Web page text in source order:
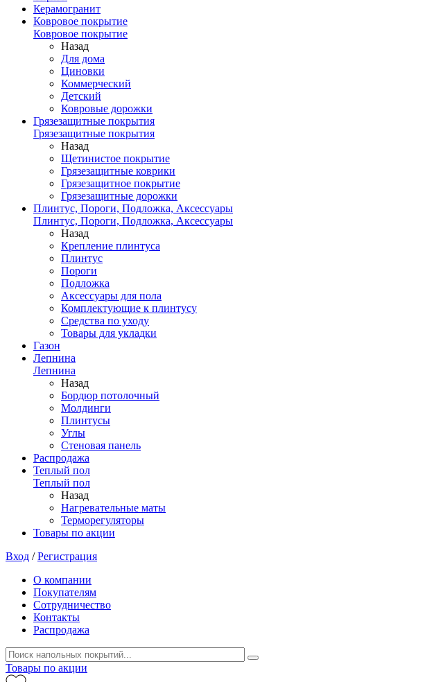
Керамогранит
Ковровое покрытие
Ковровое покрытие
Назад
Для дома
Циновки
Коммерческий
Детский
Ковровые дорожки
Грязезащитные покрытия
Грязезащитные покрытия
Назад
Щетинистое покрытие
Грязезащитные коврики
Грязезащитное покрытие
Грязезащитные дорожки
Плинтус, Пороги, Подложка, Аксессуары
Плинтус, Пороги, Подложка, Аксессуары
Назад
Крепление плинтуса
Плинтус
Пороги
Подложка
Аксессуары для пола
Комплектующие к плинтусу
Средства по уходу
Товары для укладки
Газон
Лепнина
Лепнина
Назад
Бордюр потолочный
Молдинги
Плинтусы
Углы
Стеновая панель
Распродажа
Теплый пол
Теплый пол
Назад
Нагревательные маты
Терморегуляторы
Товары по акции
Вход /Регистрация
О компании
Покупателям
Сотрудничество
Контакты
Распродажа
Товары по акции